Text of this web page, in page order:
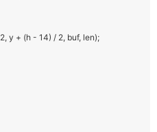
y + (h - 14) / 2, buf, len);